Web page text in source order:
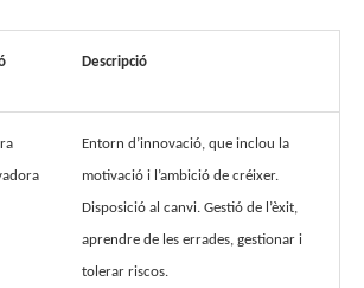
Descripció
Entorn d’innovació, que inclou la
motivació i l’ambició de créixer.
Disposició al canvi. Gestió de l’èxit,
aprendre de les errades, gestionar i
tolerar riscos.